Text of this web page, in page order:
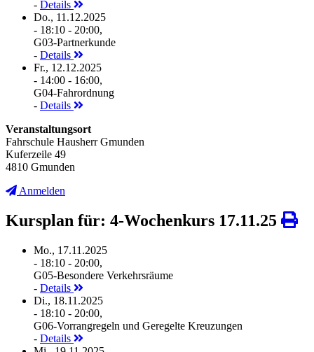
- Details
Do., 11.12.2025
- 18:10 - 20:00,
G03-Partnerkunde
- Details
Fr., 12.12.2025
- 14:00 - 16:00,
G04-Fahrordnung
- Details
Veranstaltungsort
Fahrschule Hausherr Gmunden
Kuferzeile 49
4810 Gmunden
Anmelden
Kursplan für: 4-Wochenkurs 17.11.25
Mo., 17.11.2025
- 18:10 - 20:00,
G05-Besondere Verkehrsräume
- Details
Di., 18.11.2025
- 18:10 - 20:00,
G06-Vorrangregeln und Geregelte Kreuzungen
- Details